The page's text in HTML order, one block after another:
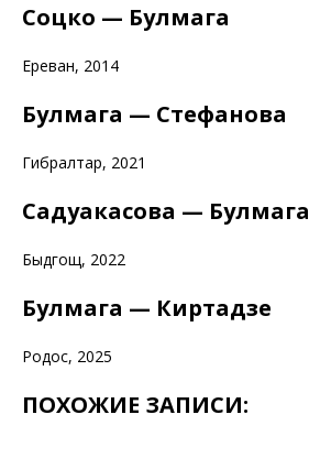
Соцко — Булмага
Ереван, 2014
Булмага — Стефанова
Гибралтар, 2021
Садуакасова — Булмага
Быдгощ, 2022
Булмага — Киртадзе
Родос, 2025
ПОХОЖИЕ ЗАПИСИ: